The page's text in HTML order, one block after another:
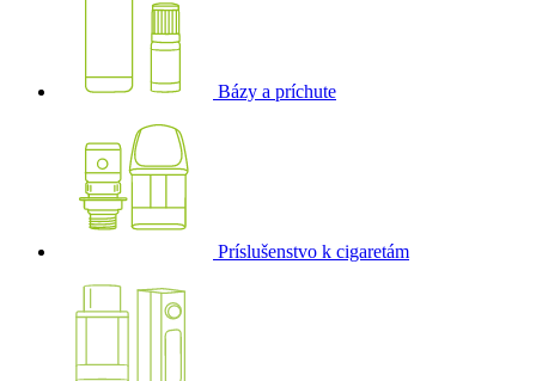
Bázy a príchute
Príslušenstvo k cigaretám